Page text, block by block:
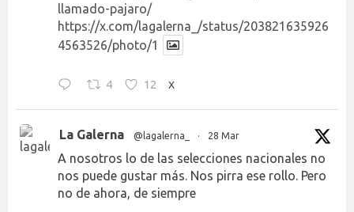
llamado-pajaro/
https://x.com/lagalerna_/status/203821635926
4563526/photo/1
4 12 X
La Galerna @lagalerna_ · 28 Mar
A nosotros lo de las selecciones nacionales no
nos puede gustar más. Nos pirra ese rollo. Pero
no de ahora, de siempre